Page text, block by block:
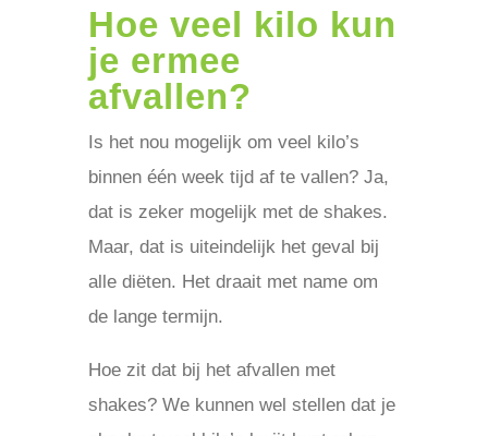
Hoe veel kilo kun
je ermee
afvallen?
Is het nou mogelijk om veel kilo’s
binnen één week tijd af te vallen? Ja,
dat is zeker mogelijk met de shakes.
Maar, dat is uiteindelijk het geval bij
alle diëten. Het draait met name om
de lange termijn.
Hoe zit dat bij het afvallen met
shakes? We kunnen wel stellen dat je